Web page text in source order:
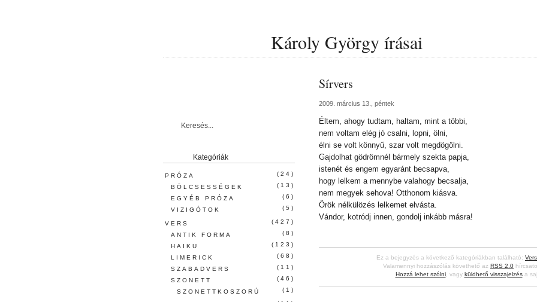
Károly György írásai
Sírvers
2009. március 13., péntek
Éltem, ahogy tudtam, haltam, mint a többi,
nem voltam elég jó csalni, lopni, ölni,
élni se volt könnyű, szar volt megdögölni.
Gajdolhat gödrömnél bármely szekta papja,
istenét és engem egyaránt becsapva,
hogy lelkem a mennybe valahogy becsalja,
nem megyek sehova! Otthonom kiásva.
Örök nélkülözés lelkemet elvásta.
Vándor, kotródj innen, gondolj inkább másra!
Ez a bejegyzés a következő kategóriákban található: Vers
Valamennyi hozzászólás követhető az RSS 2.0
Hozzá lehet szólni, vagy küldhető visszajelzésa
Kategóriák
PRÓZA
(24)
BÖLCSESSÉGEK
(13)
EGYÉB PRÓZA
(6)
VIZIGÓTOK
(5)
VERS
(427)
ANTIK FORMA
(8)
HAIKU
(123)
LIMERICK
(68)
SZABADVERS
(11)
SZONETT
(46)
SZONETTKOSZORÚ
(1)